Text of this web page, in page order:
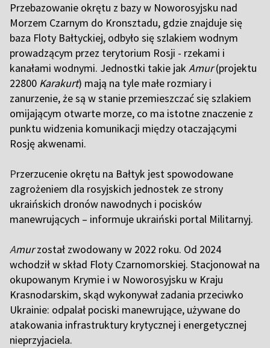
Przebazowanie okrętu z bazy w Noworosyjsku nad
Morzem Czarnym do Kronsztadu, gdzie znajduje się
baza Floty Bałtyckiej, odbyło się szlakiem wodnym
prowadzącym przez terytorium Rosji - rzekami i
kanałami wodnymi. Jednostki takie jak Amur(projektu
22800 Karakurt) mają na tyle małe rozmiary i
zanurzenie, że są w stanie przemieszczać się szlakiem
omijającym otwarte morze, co ma istotne znaczenie z
punktu widzenia komunikacji między otaczającymi
Rosję akwenami.
Przerzucenie okrętu na Bałtyk jest spowodowane
zagrożeniem dla rosyjskich jednostek ze strony
ukraińskich dronów nawodnych i pocisków
manewrujących – informuje ukraiński portal Militarnyj.
Amurzostał zwodowany w 2022 roku. Od 2024
wchodził w skład Floty Czarnomorskiej. Stacjonował na
okupowanym Krymie i w Noworosyjsku w Kraju
Krasnodarskim, skąd wykonywał zadania przeciwko
Ukrainie: odpalał pociski manewrujące, używane do
atakowania infrastruktury krytycznej i energetycznej
nieprzyjaciela.